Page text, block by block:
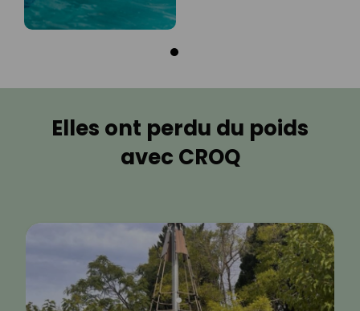
Elles ont perdu du poids
avec CROQ